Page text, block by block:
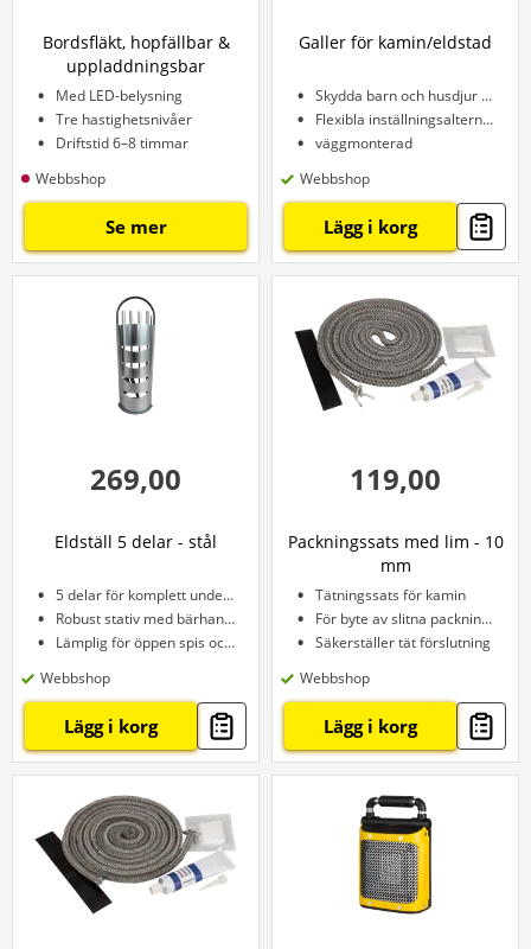
Bordsfläkt, hopfällbar &
uppladdningsbar
Med LED-belysning
Tre hastighetsnivåer
Driftstid 6–8 timmar
Webbshop
Se mer
Galler för kamin/eldstad
Skydda barn och husdjur från värmen
Flexibla inställningsalternativ
väggmonterad
Webbshop
Lägg i korg
269,00
Eldställ 5 delar - stål
5 delar för komplett underhåll
Robust stativ med bärhandtag
Lämplig för öppen spis och braskamin
Webbshop
Lägg i korg
119,00
Packningssats med lim - 10
mm
Tätningssats för kamin
För byte av slitna packningar
Säkerställer tät förslutning
Webbshop
Lägg i korg